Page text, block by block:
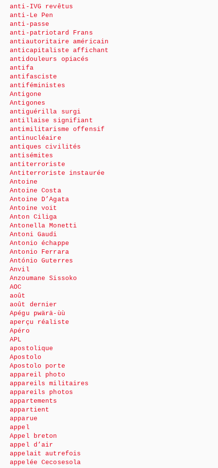
anti-IVG revêtus
anti-Le Pen
anti-passe
anti-patriotard Frans
antiautoritaire américain
anticapitaliste affichant
antidouleurs opiacés
antifa
antifasciste
antiféministes
Antigone
Antigones
antiguérilla surgi
antillaise signifiant
antimilitarisme offensif
antinucléaire
antiques civilités
antisémites
antiterroriste
Antiterroriste instaurée
Antoine
Antoine Costa
Antoine D’Agata
Antoine voit
Anton Ciliga
Antonella Monetti
Antoni Gaudi
Antonio échappe
Antonio Ferrara
António Guterres
Anvil
Anzoumane Sissoko
AOC
août
août dernier
Apégu pwärä-ùù
aperçu réaliste
Apéro
APL
apostolique
Apostolo
Apostolo porte
appareil photo
appareils militaires
appareils photos
appartements
appartient
apparue
appel
Appel breton
appel d’air
appelait autrefois
appelée Cecosesola